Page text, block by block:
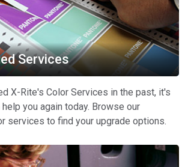
Services
X-Rite's Color Services in the past, it's
you again today. Browse our
services to find your upgrade options.